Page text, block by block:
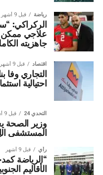
رياضة قبل 9 أشهر
الركراكي:
علاجي
جاهزيته
اقتصاد قبل 9 أشهر
التجاري وفا
احتيالية
التحدي 24 قبل 9 أشهر
وزير الصحة
المستشفى
رأي قبل 9 أشهر
“الرياضة
الأقاليم